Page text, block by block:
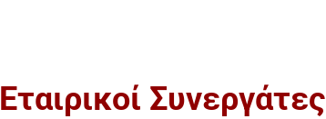
Εταιρικοί Συνεργάτες